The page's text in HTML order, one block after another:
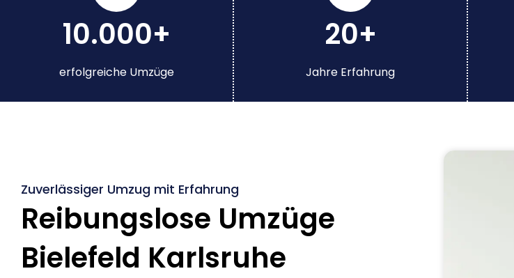
10.000+
erfolgreiche Umzüge
20+
Jahre Erfahrung
Zuverlässiger Umzug mit Erfahrung
Reibungslose Umzüge
Bielefeld Karlsruhe